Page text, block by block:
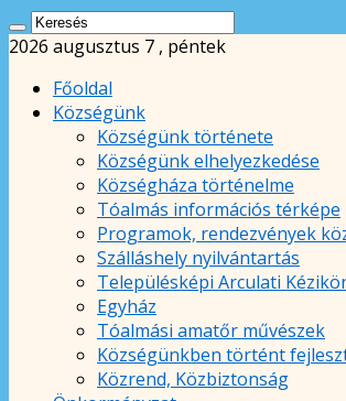
2026 augusztus 7 , péntek
Főoldal
Községünk
Községünk története
Községünk elhelyezkedése
Községháza történelme
Tóalmás információs térképe
Programok, rendezvények
Szálláshely nyilvántartás
Településképi Arculati
Egyház
Tóalmási amatőr művészek
Községünkben történt
Közrend, Közbiztonság